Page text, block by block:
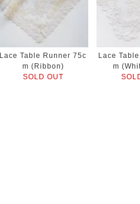
Lace Table Runner 75c
m (Ribbon)
SOLD OUT
Lace
m